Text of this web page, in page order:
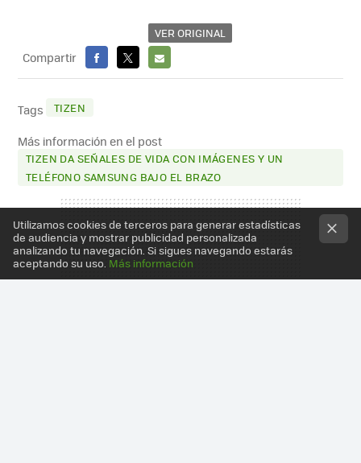
VER ORIGINAL
Compartir
FACEBOOK
X
E-
Tags TIZEN
Más información en el post
TIZEN DA SEÑALES DE VIDA CON IMÁGENES Y UN
TELÉFONO SAMSUNG BAJO EL BRAZO
Utilizamos cookies de terceros para generar estadísticas
de audiencia y mostrar publicidad personalizada
analizando tu navegación. Si sigues navegando estarás
aceptando su uso. Más información